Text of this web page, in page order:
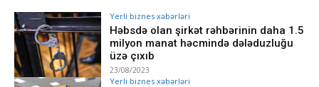
Yerli biznes xəbərləri
Həbsdə olan şirkət rəhbərinin daha 1.5
milyon manat həcmində dələduzluğu
üzə çıxıb
23/08/2023
Yerli biznes xəbərləri